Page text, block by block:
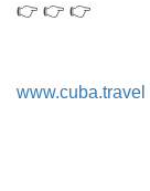
👉 👉 👉
www.cuba.travel